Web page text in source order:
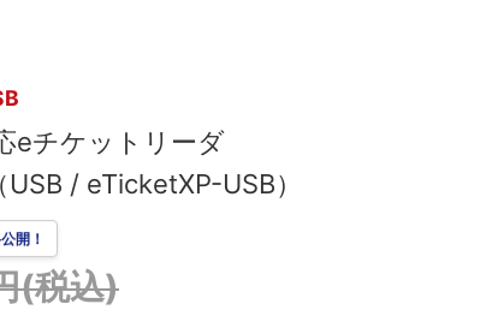
eチケットリーダ
/ eTicketXP-USB）
(税込)
開！